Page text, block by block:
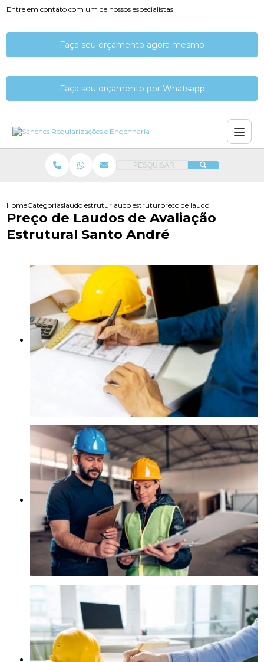
Entre em contato com um de nossos especialistas!
Faça seu orçamento agora mesmo
Faça seu orçamento por Whatsapp
PESQUISAR
HomeCategoriaslaudo estruturallaudo estrutural de prediospreco de laudos de avaliacao
Preço de Laudos de Avaliação
Estrutural Santo André